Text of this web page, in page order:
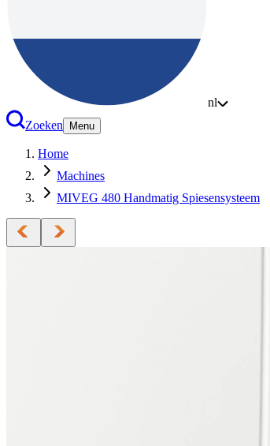
nl
Zoeken
Menu
Home
Machines
MIVEG 480 Handmatig Spiesensysteem